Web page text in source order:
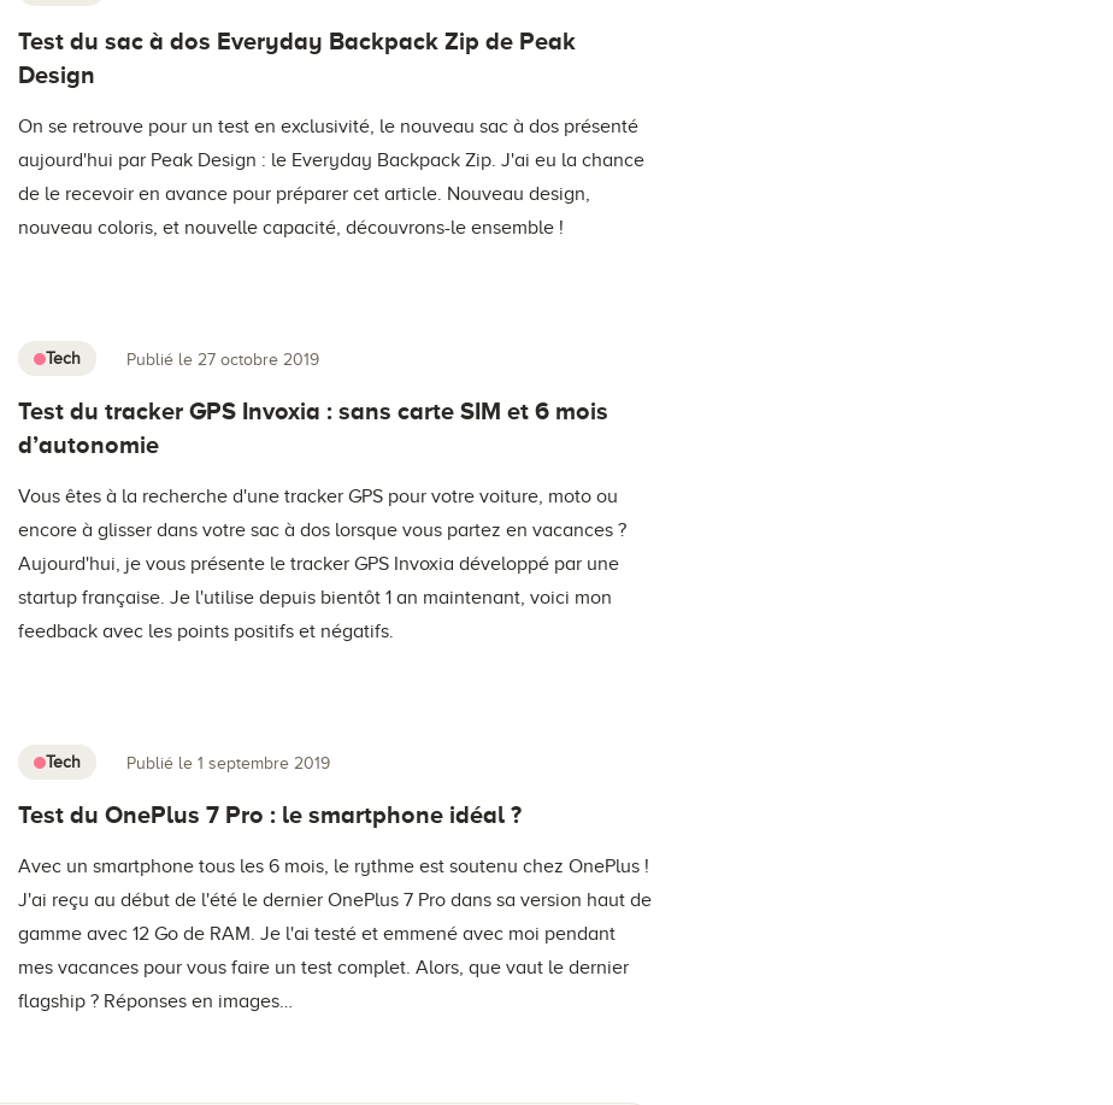
Test du sac à dos Everyday Backpack Zip de Peak
Design
On se retrouve pour un test en exclusivité, le nouveau sac à dos présenté
aujourd'hui par Peak Design : le Everyday Backpack Zip. J'ai eu la chance
de le recevoir en avance pour préparer cet article. Nouveau design,
nouveau coloris, et nouvelle capacité, découvrons-le ensemble !
Tech Publié le 27 octobre 2019
Test du tracker GPS Invoxia : sans carte SIM et 6 mois
d’autonomie
Vous êtes à la recherche d'une tracker GPS pour votre voiture, moto ou
encore à glisser dans votre sac à dos lorsque vous partez en vacances ?
Aujourd'hui, je vous présente le tracker GPS Invoxia développé par une
startup française. Je l'utilise depuis bientôt 1 an maintenant, voici mon
feedback avec les points positifs et négatifs.
Tech Publié le 1 septembre 2019
Test du OnePlus 7 Pro : le smartphone idéal ?
Avec un smartphone tous les 6 mois, le rythme est soutenu chez OnePlus !
J'ai reçu au début de l'été le dernier OnePlus 7 Pro dans sa version haut de
gamme avec 12 Go de RAM. Je l'ai testé et emmené avec moi pendant
mes vacances pour vous faire un test complet. Alors, que vaut le dernier
flagship ? Réponses en images…